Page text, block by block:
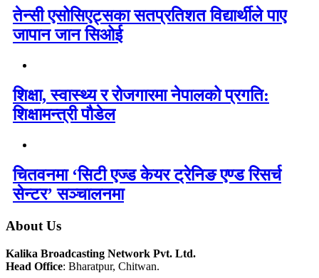
तेन्सी एसोसिएट्सका सतप्रतिशत विद्यार्थीले पाए
जापान जान सिओई
शिक्षा, स्वास्थ्य र रोजगारमा नेपालको प्रगति:
शिक्षामन्त्री पौडेल
चितवनमा ‘सिटी एज्ड केयर ट्रेनिङ एण्ड रिसर्च
सेन्टर’ सञ्चालनमा
About Us
Kalika Broadcasting Network Pvt. Ltd.
Head Office: Bharatpur, Chitwan.